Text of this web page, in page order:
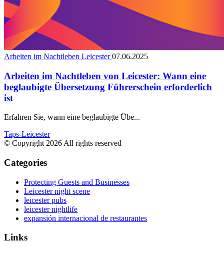
Arbeiten im Nachtleben Leicester07.06.2025
Arbeiten im Nachtleben von Leicester: Wann eine
beglaubigte Übersetzung Führerschein erforderlich
ist
Erfahren Sie, wann eine beglaubigte Übe...
Taps-Leicester
© Copyright 2026 All rights reserved
Categories
Protecting Guests and Businesses
Leicester night scene
leicester pubs
leicester nightlife
expansión internacional de restaurantes
Links